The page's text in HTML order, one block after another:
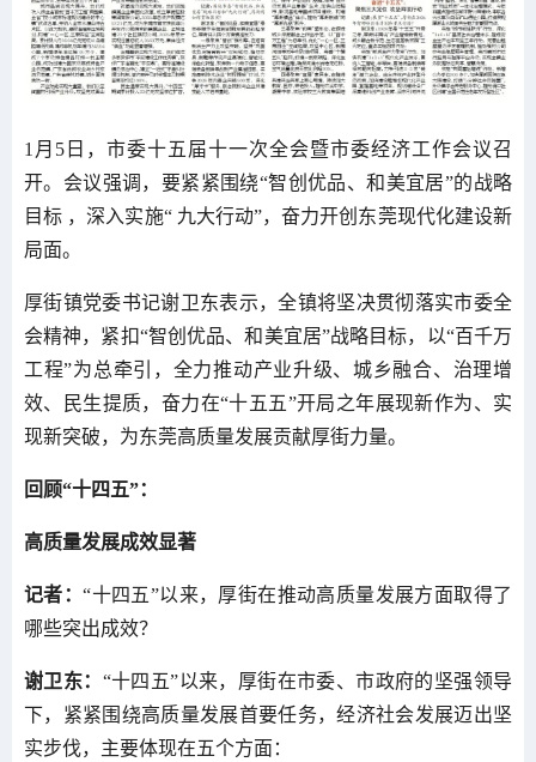
1月5日，市委十五届十一次全会暨市委经济工作会议召
开。会议强调，要紧紧围绕“智创优品、和美宜居”的战略
目标 ，深入实施“ 九大行动”，奋力开创东莞现代化建设新
局面。
厚街镇党委书记谢卫东表示，全镇将坚决贯彻落实市委全
会精神，紧扣“智创优品、和美宜居”战略目标，以“百千万
工程”为总牵引，全力推动产业升级、城乡融合、治理增
效、民生提质，奋力在“十五五”开局之年展现新作为、实
现新突破，为东莞高质量发展贡献厚街力量。
回顾“十四五”：
高质量发展成效显著
记者：“十四五”以来，厚街在推动高质量发展方面取得了
哪些突出成效？
谢卫东： “十四五”以来，厚街在市委、市政府的坚强领导
下，紧紧围绕高质量发展首要任务，经济社会发展迈出坚
实步伐，主要体现在五个方面：